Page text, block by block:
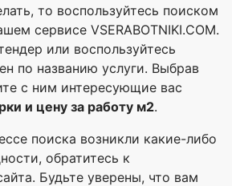
то воспользуйтесь поиском
сервисе VSERABOTNIKI.COM.
или воспользуйтесь
по названию услуги. Выбрав
с ним интересующие вас
и цену за работу м2.
поиска возникли какие-либо
обратитесь к
Будьте уверены, что вам